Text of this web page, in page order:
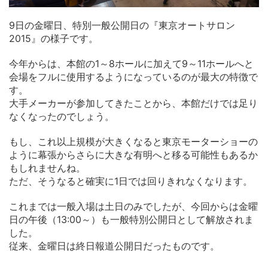
9日の金曜日、特別一般公開日の『東京オートサロン
2015』の様子です。
今年からは、本館の1～8ホールに加えて9～11ホールへと
会場をフルに使用するようになっているのが最大の特徴で
す。
大手メーカーが参加してきたことから、本館だけでは足り
なくなったのでしょう。
もし、これ以上規模が大きくなると東京モーターショーの
ように幕張からさらに大きな有明へと移る可能性もあるか
もしれませんね。
ただ、そうなると確実に1日では回りきれなくなります。
これまでは一般入場は土日のみでしたが、今回からは金曜
日の午後（13:00～）も一般特別公開日として解放されま
した。
従来、金曜日は終日報道公開日だったものです。